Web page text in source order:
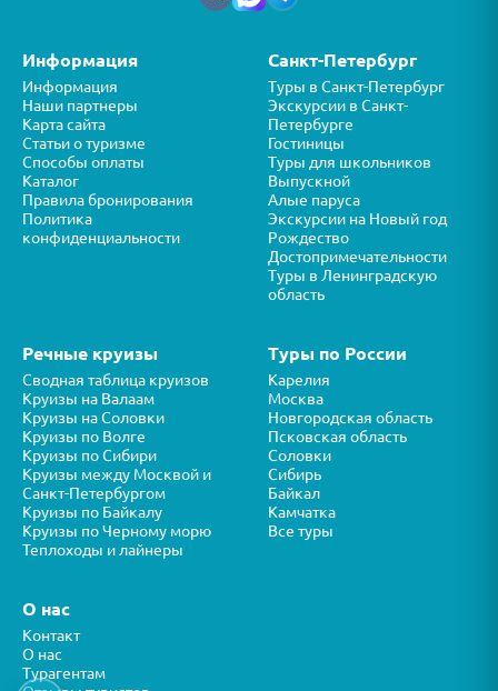
Информация
Информация
Наши партнеры
Карта сайта
Статьи о туризме
Способы оплаты
Каталог
Правила бронирования
Политика
конфиденциальности
Санкт-Петербург
Туры в Санкт-Петербург
Экскурсии в Санкт-
Петербурге
Гостиницы
Туры для школьников
Выпускной
Алые паруса
Экскурсии на Новый год
Рождество
Достопримечательности
Туры в Ленинградскую
область
Речные круизы
Сводная таблица круизов
Круизы на Валаам
Круизы на Соловки
Круизы по Волге
Круизы по Сибири
Круизы между Москвой и
Санкт-Петербургом
Круизы по Байкалу
Круизы по Черному морю
Теплоходы и лайнеры
Туры по России
Карелия
Москва
Новгородская область
Псковская область
Соловки
Сибирь
Байкал
Камчатка
Все туры
О нас
Контакт
О нас
Турагентам